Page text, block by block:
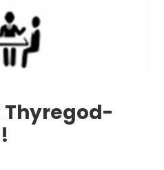
Thyregod-